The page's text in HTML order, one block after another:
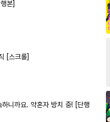
본]
[스크롤]
하니까요. 약혼자 방치 중! [단행